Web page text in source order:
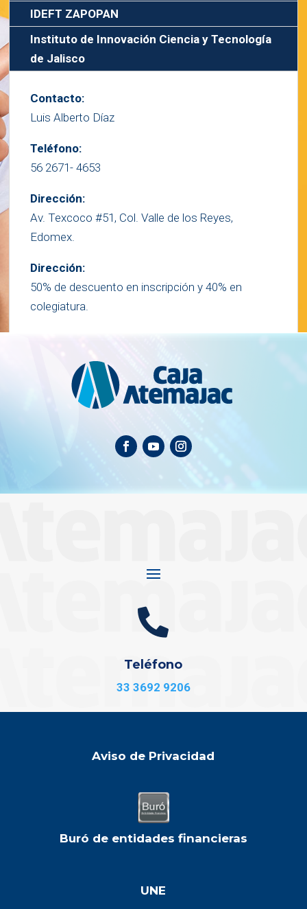
IDEFT ZAPOPAN
Instituto de Innovación Ciencia y Tecnología
de Jalisco
Contacto:
Luis Alberto Díaz
Teléfono:
56 2671- 4653
Dirección:
Av. Texcoco #51, Col. Valle de los Reyes,
Edomex.
Dirección:
50% de descuento en inscripción y 40% en
colegiatura.

Teléfono
33 3692 9206
Aviso de Privacidad
Buró de entidades financieras
UNE